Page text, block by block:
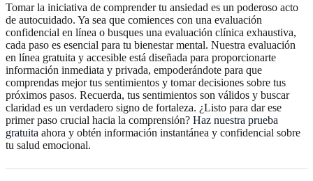
Tomar la iniciativa de comprender tu ansiedad es un poderoso acto
de autocuidado. Ya sea que comiences con una evaluación
confidencial en línea o busques una evaluación clínica exhaustiva,
cada paso es esencial para tu bienestar mental. Nuestra evaluación
en línea gratuita y accesible está diseñada para proporcionarte
información inmediata y privada, empoderándote para que
comprendas mejor tus sentimientos y tomar decisiones sobre tus
próximos pasos. Recuerda, tus sentimientos son válidos y buscar
claridad es un verdadero signo de fortaleza. ¿Listo para dar ese
primer paso crucial hacia la comprensión? Haz nuestra prueba
gratuita ahora y obtén información instantánea y confidencial sobre
tu salud emocional.